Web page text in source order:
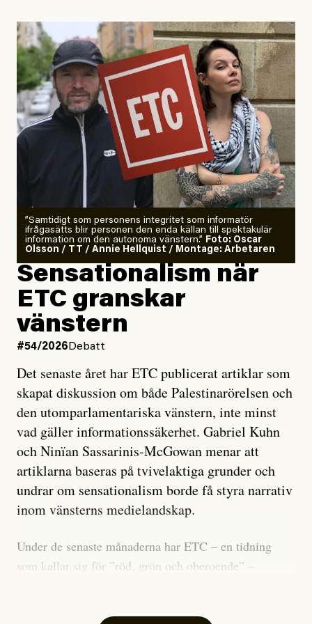
”Samtidigt som personens integritet som informatör
ifrågasätts blir personen den enda källan till spektakulär
information om den autonoma vänstern.” Foto: Oscar
Olsson / TT / Annie Hellquist / Montage: Arbetaren
Sensationalism när
ETC granskar
vänstern
#54/2026 Debatt
Det senaste året har ETC publicerat artiklar som
skapat diskussion om både Palestinarörelsen och
den utomparlamentariska vänstern, inte minst
vad gäller informationssäkerhet. Gabriel Kuhn
och Ninïan Sassarinis-McGowan menar att
artiklarna baseras på tvivelaktiga grunder och
undrar om sensationalism borde få styra narrativ
inom vänsterns medielandskap.
Under de senaste månaderna har ETC – en tidning
som kallar sig för ”röd, grön och oberoende” –